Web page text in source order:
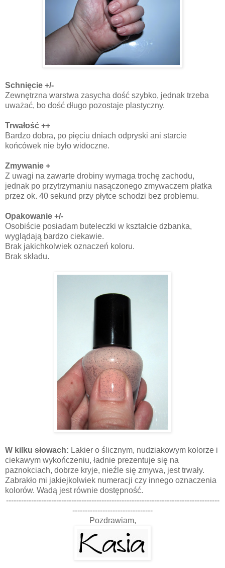
Schnięcie +/-
Zewnętrzna warstwa zasycha dość szybko, jednak trzeba
uważać, bo dość długo pozostaje plastyczny.
Trwałość ++
Bardzo dobra, po pięciu dniach odpryski ani starcie
końcówek nie było widoczne.
Zmywanie +
Z uwagi na zawarte drobiny wymaga trochę zachodu,
jednak po przytrzymaniu nasączonego zmywaczem płatka
przez ok. 40 sekund przy płytce schodzi bez problemu.
Opakowanie +/-
Osobiście posiadam buteleczki w kształcie dzbanka,
wyglądają bardzo ciekawie.
Brak jakichkolwiek oznaczeń koloru.
Brak składu.
W kilku słowach: Lakier o ślicznym, nudziakowym kolorze i
ciekawym wykończeniu, ładnie prezentuje się na
paznokciach, dobrze kryje, nieźle się zmywa, jest trwały.
Zabrakło mi jakiejkolwiek numeracji czy innego oznaczenia
kolorów. Wadą jest równie dostępność.
-------------------------------------------------------------------------------------
--------------------------------
Pozdrawiam,